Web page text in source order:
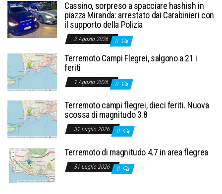
Cassino, sorpreso a spacciare hashish in
piazza Miranda: arrestato dai Carabinieri con
il supporto della Polizia
2 Agosto 2026 0
Terremoto Campi Flegrei, salgono a 21 i
feriti
1 Agosto 2026 0
Terremoto campi flegrei, dieci feriti. Nuova
scossa di magnitudo 3.8
31 Luglio 2026 0
Terremoto di magnitudo 4.7 in area flegrea
31 Luglio 2026 0